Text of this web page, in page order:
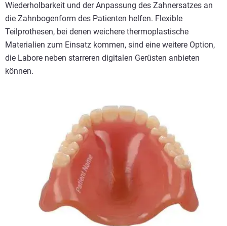
Wiederholbarkeit und der Anpassung des Zahnersatzes an
die Zahnbogenform des Patienten helfen. Flexible
Teilprothesen, bei denen weichere thermoplastische
Materialien zum Einsatz kommen, sind eine weitere Option,
die Labore neben starreren digitalen Gerüsten anbieten
können.